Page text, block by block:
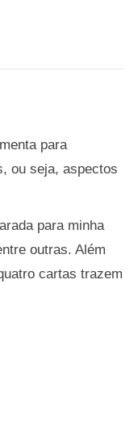
para
ou seja, aspectos
para minha
outras. Além
cartas trazem